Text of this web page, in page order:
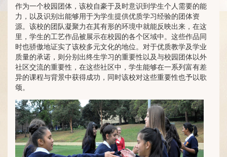
作为一个校园团体，该校自豪于及时意识到学生个人需要的能
力，以及识别出能够用于为学生提供优质学习经验的团体资
源。该校的团队凝聚力在其有形的环境中就能反映出来，在这
里，学生的工艺作品被展示在校园的各个区域中。这些作品同
时也骄傲地证实了该校多元文化的地位。对于优质教学及学业
质量的承诺，则分别出终生学习的重要性以及与校园团体以外
社区交流的重要性，在这些社区中，学生能够在一系列富有差
异的课程与背景中获得成功，同时该校对这些重要性也予以歌
颂。